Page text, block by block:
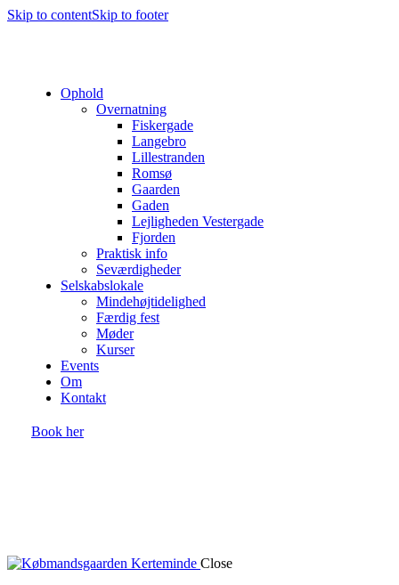
Skip to contentSkip to footer
Ophold
Overnatning
Fiskergade
Langebro
Lillestranden
Romsø
Gaarden
Gaden
Lejligheden Vestergade
Fjorden
Praktisk info
Seværdigheder
Selskabslokale
Mindehøjtidelighed
Færdig fest
Møder
Kurser
Events
Om
Kontakt
Book her
Close